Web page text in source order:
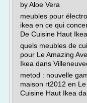
by Aloe Vera
meubles pour
ikea en ce qui
De Cuisine Haut
quels meubles de
pour Le Amazing
Ikea dans
metod : nouvelle
maison rt2012 en
Cuisine Haut Ikea